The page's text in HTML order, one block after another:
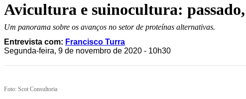
Avicultura e suinocultura:
Um panorama sobre os avanços no setor de proteínas alternativas.
Entrevista com: Francisco Turra
Segunda-feira, 9 de novembro de 2020 - 10h30
Foto: Scot Consultoria